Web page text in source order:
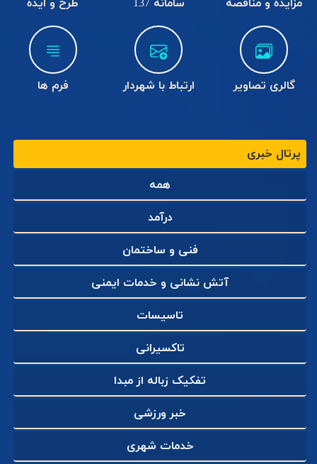
پیام شهردار و اعضای شورای اسلامی
شهر کلاچای به مناسبت شهادت
دکتر علی لاریجانی دبیر شورای عالی
امنیت ملی کشور
Next
مزایده و مناقصه سامانه 137 طرح و ایده
گالری تصاویر ارتباط با شهردار فرم ها
پرتال خبری
همه
درآمد
فنی و ساختمان
آتش نشانی و خدمات ایمنی
تاسیسات
تاکسیرانی
تفکیک زباله از مبدا
خبر ورزشی
خدمات شهری